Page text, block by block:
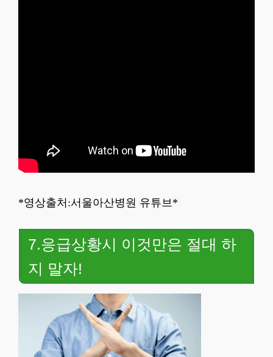
*영상출처:서울아산병원 유튜브*
7.응급상황시 이것만은 절대 하
지 말자!